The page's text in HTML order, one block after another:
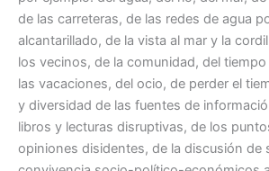
de las carreteras, de las redes de agua
alcantarillado, de la vista al mar y la
los vecinos, de la comunidad, del
las vacaciones, del ocio, de perder el
y diversidad de las fuentes de
libros y lecturas disruptivas, de los
opiniones disidentes, de la discusión de